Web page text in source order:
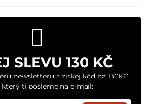
SLEVU 130 KČ
newsletteru a získej kód na 130KČ
který ti pošleme na e-mail: